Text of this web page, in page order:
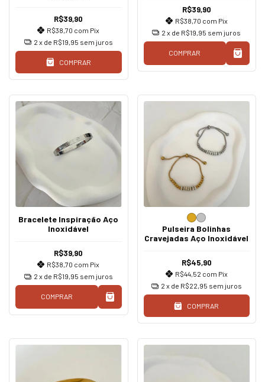
R$39,90
R$38,70 com Pix
2 x de R$19,95 sem juros
COMPRAR
R$39,90
R$38,70 com Pix
2 x de R$19,95 sem juros
COMPRAR
Bracelete Inspiração Aço
Inoxidável
R$39,90
R$38,70 com Pix
2 x de R$19,95 sem juros
COMPRAR
Pulseira Bolinhas
Cravejadas Aço Inoxidável
R$45,90
R$44,52 com Pix
2 x de R$22,95 sem juros
COMPRAR